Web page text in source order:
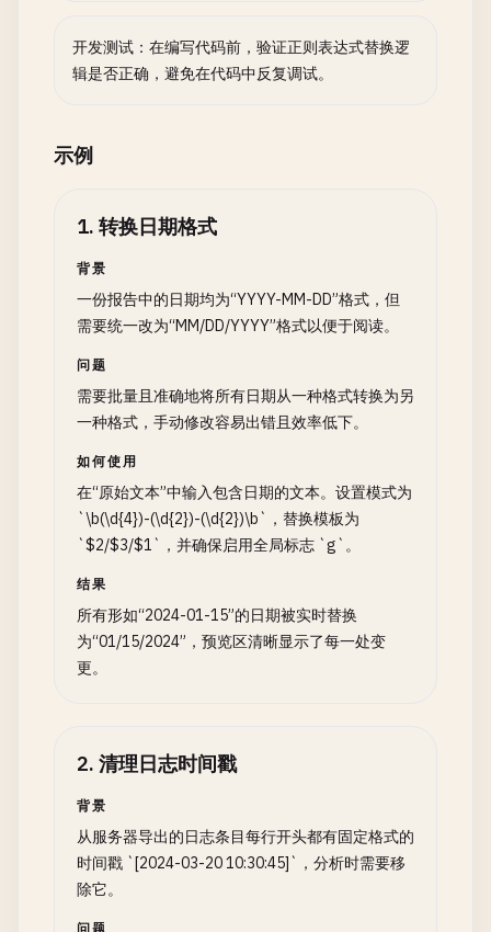
开发测试：在编写代码前，验证正则表达式替换逻
辑是否正确，避免在代码中反复调试。
示例
1. 转换日期格式
背景
一份报告中的日期均为“YYYY-MM-DD”格式，但
需要统一改为“MM/DD/YYYY”格式以便于阅读。
问题
需要批量且准确地将所有日期从一种格式转换为另
一种格式，手动修改容易出错且效率低下。
如何使用
在“原始文本”中输入包含日期的文本。设置模式为
`\b(\d{4})-(\d{2})-(\d{2})\b`，替换模板为
`$2/$3/$1`，并确保启用全局标志 `g`。
结果
所有形如“2024-01-15”的日期被实时替换
为“01/15/2024”，预览区清晰显示了每一处变
更。
2. 清理日志时间戳
背景
从服务器导出的日志条目每行开头都有固定格式的
时间戳 `[2024-03-20 10:30:45]`，分析时需要移
除它。
问题